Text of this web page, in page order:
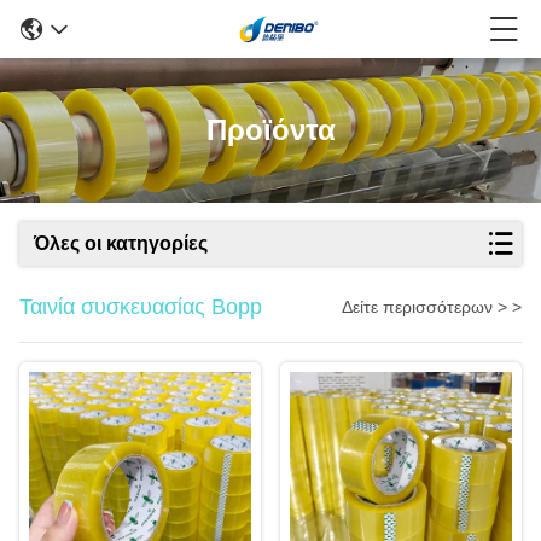
Προϊόντα
Όλες οι κατηγορίες
Ταινία συσκευασίας Bopp Δείτε περισσότερων > >